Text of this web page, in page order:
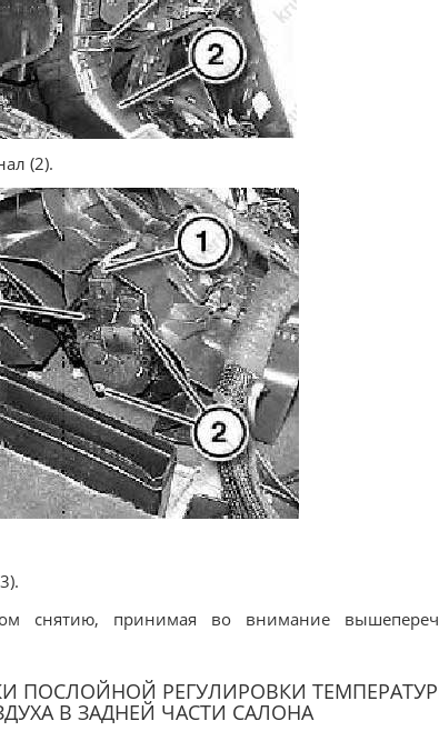
(2).
снятию, принимая во внимание
ПОСЛОЙНОЙ РЕГУЛИРОВКИ
В ЗАДНЕЙ ЧАСТИ САЛОНА